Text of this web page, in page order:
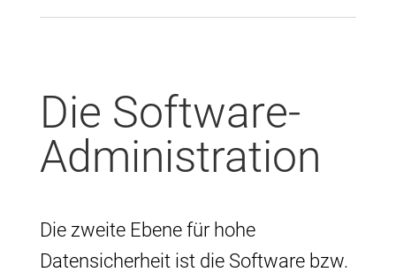
Die Software-
Administration
Die zweite Ebene für hohe
Datensicherheit ist die Software bzw.